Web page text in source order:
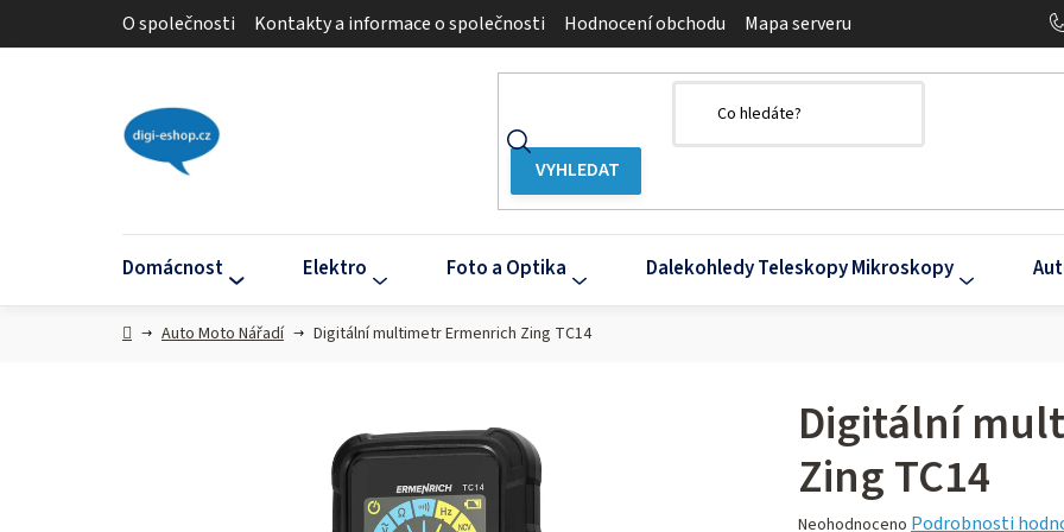
O společnosti Kontakty a informace o společnosti Hodnocení obchodu Mapa serveru
Domácnost Elektro Foto a Optika Dalekohledy Teleskopy Mikroskopy
DomůAuto Moto Nářadí Digitální multimetr Ermenrich Zing TC14
Digitální
Zing TC14
Průměrné
Neohodnoceno Podrobnosti